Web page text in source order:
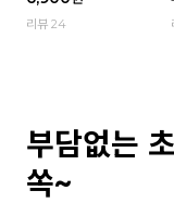
리뷰 24
부담없는
쏙~